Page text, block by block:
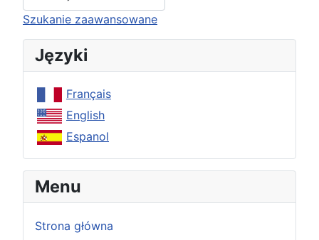
Type 2 or more characters for results.
Szukanie zaawansowane
Języki
Français
English
Espanol
Menu
Strona główna